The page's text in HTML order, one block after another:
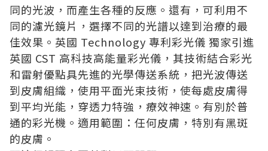
同的光波，而產生各種的反應。還有，可利用不
同的濾光鏡片，選擇不同的光譜以達到治療的最
佳效果。英國 Technology 專利彩光儀 獨家引進
英國 CST 高科技高能量彩光儀，其技術結合彩光
和雷射優點具先進的光學傳送系統，把光波傳送
到皮膚組織，使用平面光束技術，使每處皮膚得
到平均光能，穿透力特強，療效神速。有別於普
通的彩光機。適用範圍：任何皮膚，特別有黑斑
的皮膚。